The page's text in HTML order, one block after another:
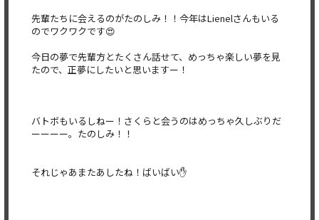
先輩たちに会えるのがたのしみ！！今年はLienelさんもいる
のでワクワクです😍
今日の夢で先輩方とたくさん話せて、めっちゃ楽しい夢を見
たので、正夢にしたいと思いますー！
バトボもいるしねー！さくらと会うのはめっちゃ久しぶりだ
ーーーー。たのしみ！！
それじゃあまたあしたね！ばいばい✋